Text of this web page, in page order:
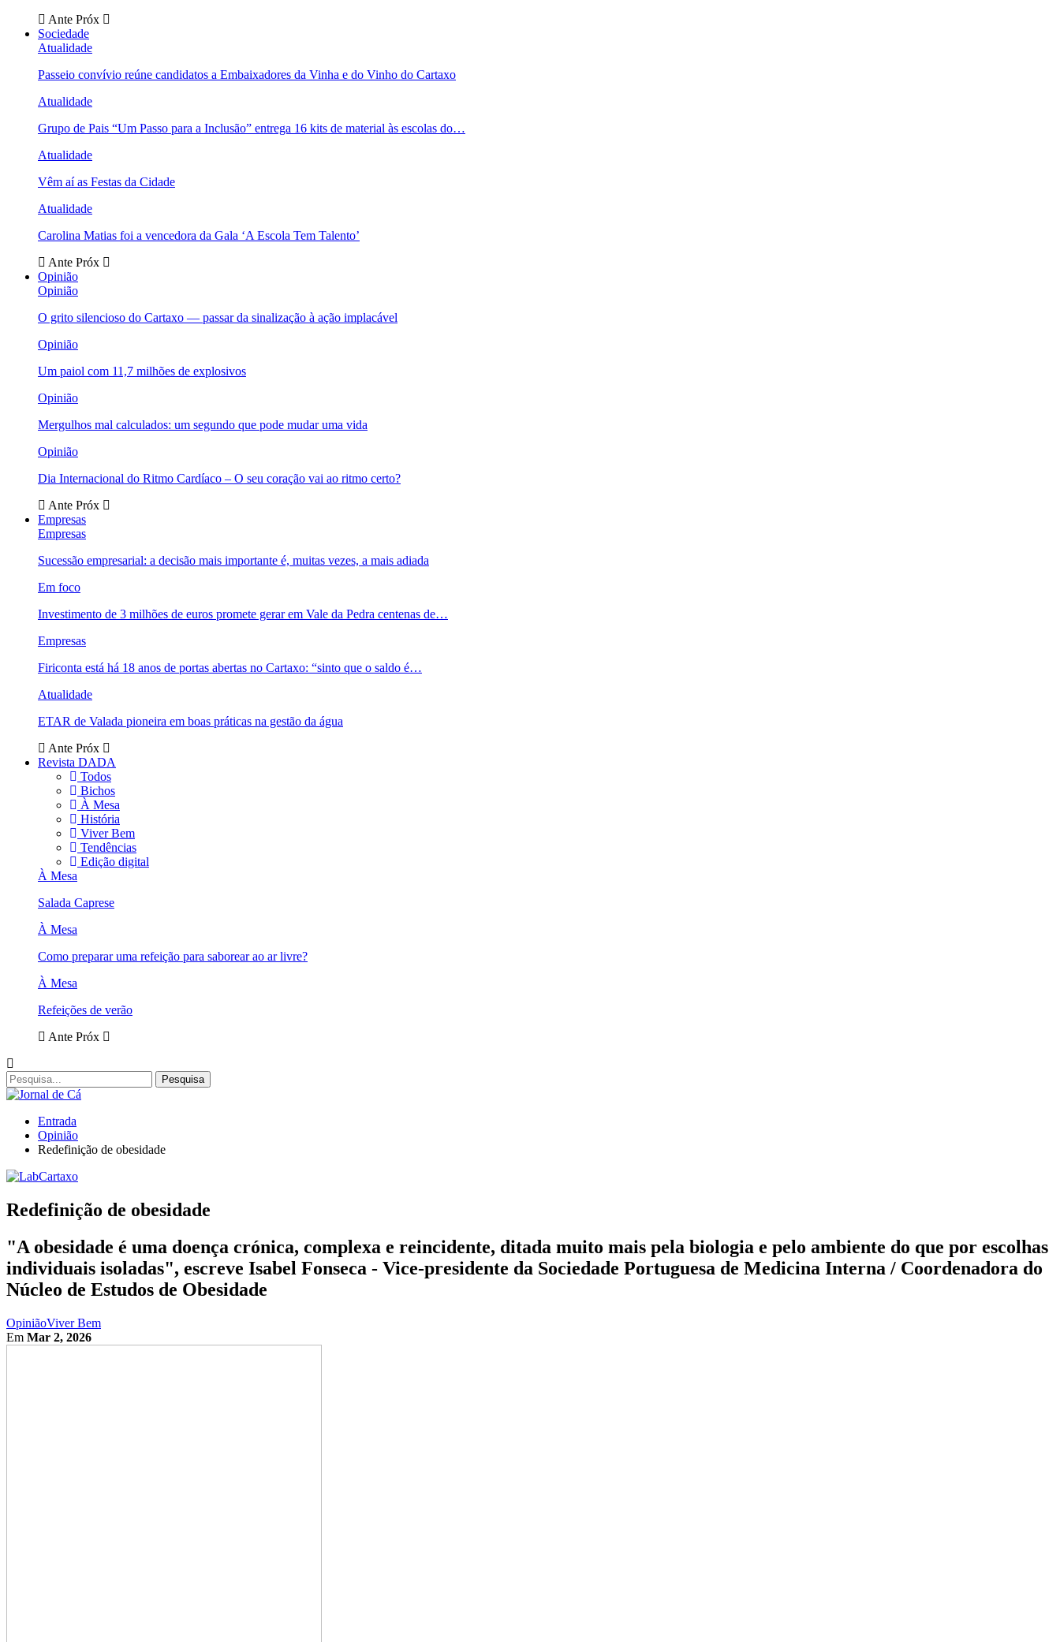
Ante Próx
Sociedade
Atualidade
Passeio convívio reúne candidatos a Embaixadores da Vinha e do Vinho do Cartaxo
Atualidade
Grupo de Pais “Um Passo para a Inclusão” entrega 16 kits de material às escolas do…
Atualidade
Vêm aí as Festas da Cidade
Atualidade
Carolina Matias foi a vencedora da Gala ‘A Escola Tem Talento’
Ante Próx
Opinião
Opinião
O grito silencioso do Cartaxo — passar da sinalização à ação implacável
Opinião
Um paiol com 11,7 milhões de explosivos
Opinião
Mergulhos mal calculados: um segundo que pode mudar uma vida
Opinião
Dia Internacional do Ritmo Cardíaco – O seu coração vai ao ritmo certo?
Ante Próx
Empresas
Empresas
Sucessão empresarial: a decisão mais importante é, muitas vezes, a mais adiada
Em foco
Investimento de 3 milhões de euros promete gerar em Vale da Pedra centenas de…
Empresas
Firiconta está há 18 anos de portas abertas no Cartaxo: “sinto que o saldo é…
Atualidade
ETAR de Valada pioneira em boas práticas na gestão da água
Ante Próx
Revista DADA
Todos
Bichos
À Mesa
História
Viver Bem
Tendências
Edição digital
À Mesa
Salada Caprese
À Mesa
Como preparar uma refeição para saborear ao ar livre?
À Mesa
Refeições de verão
Ante Próx
Entrada
Opinião
Redefinição de obesidade
Redefinição de obesidade
"A obesidade é uma doença crónica, complexa e reincidente, ditada muito mais pela biologia e pelo ambiente do que por escolhas
individuais isoladas", escreve Isabel Fonseca - Vice-presidente da Sociedade Portuguesa de Medicina Interna / Coordenadora do
Núcleo de Estudos de Obesidade
OpiniãoViver Bem
Em Mar 2, 2026